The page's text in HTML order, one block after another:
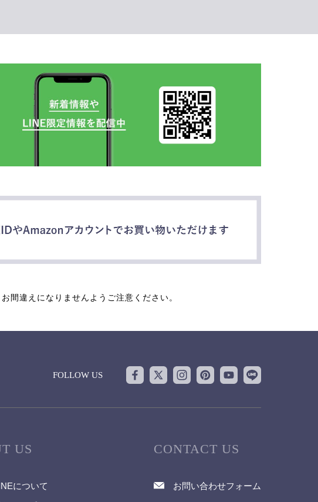
間違えになりませんようご注意ください。
FOLLOW US
US
について
CONTACT US
お問い合わせフォーム